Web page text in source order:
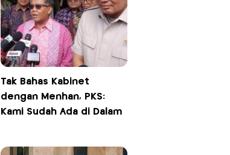
Tak Bahas Kabinet
dengan Menhan, PKS:
Kami Sudah Ada di Dalam